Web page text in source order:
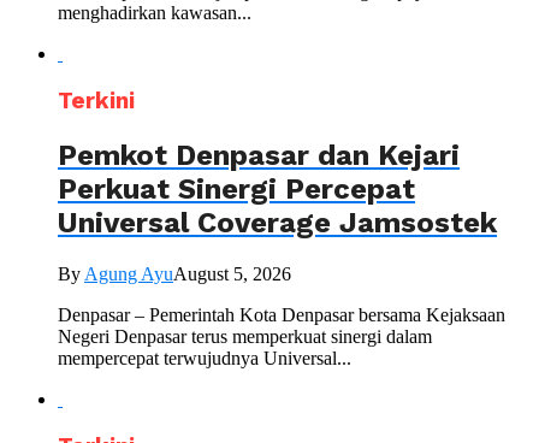
menghadirkan kawasan...
Terkini
Pemkot Denpasar dan Kejari
Perkuat Sinergi Percepat
Universal Coverage Jamsostek
By Agung AyuAugust 5, 2026
Denpasar – Pemerintah Kota Denpasar bersama Kejaksaan
Negeri Denpasar terus memperkuat sinergi dalam
mempercepat terwujudnya Universal...